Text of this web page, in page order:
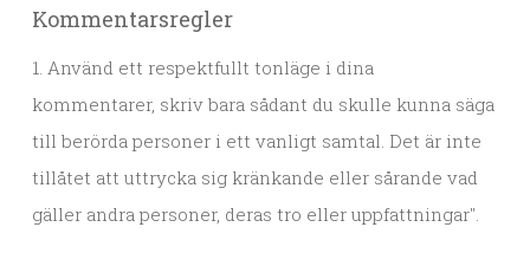
Kommentarsregler
1. Använd ett respektfullt tonläge i dina
kommentarer, skriv bara sådant du skulle kunna säga
till berörda personer i ett vanligt samtal. Det är inte
tillåtet att uttrycka sig kränkande eller sårande vad
gäller andra personer, deras tro eller uppfattningar".